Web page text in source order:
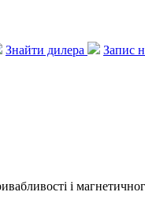
Знайти дилера Запис
і